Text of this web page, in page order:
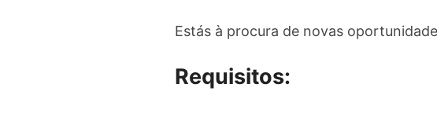
Estás à procura de novas
Requisitos: